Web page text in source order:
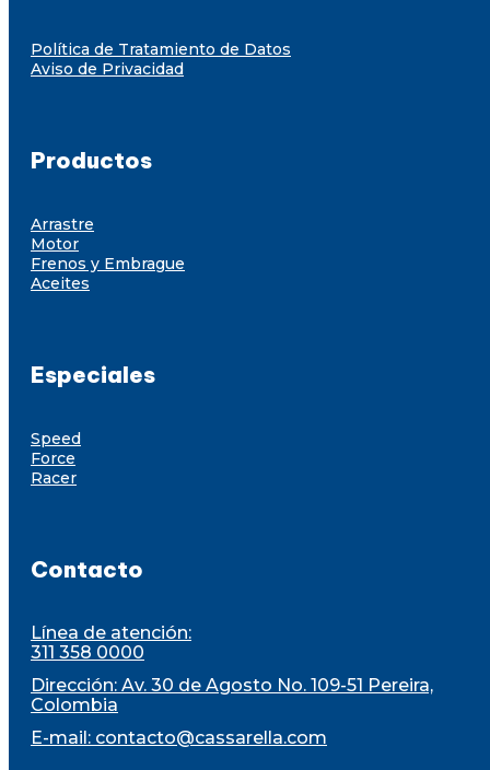
Política de Tratamiento de Datos
Aviso de Privacidad
Productos
Arrastre
Motor
Frenos y Embrague
Aceites
Especiales
Speed
Force
Racer
Contacto
Línea de atención:
311 358 0000
Dirección: Av. 30 de Agosto No. 109-51 Pereira,
Colombia
E-mail: contacto@cassarella.com